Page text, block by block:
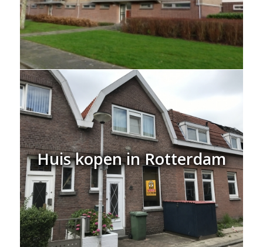
Huis kopen in Rotterdam